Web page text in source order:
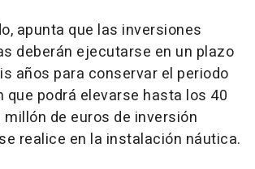
apunta que las inversiones
deberán ejecutarse en un plazo
años para conservar el periodo
que podrá elevarse hasta los 40
de euros de inversión
realice en la instalación náutica.